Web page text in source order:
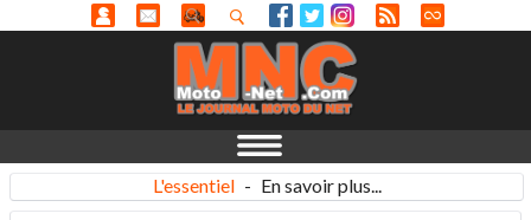
L'essentiel - En savoir plus...